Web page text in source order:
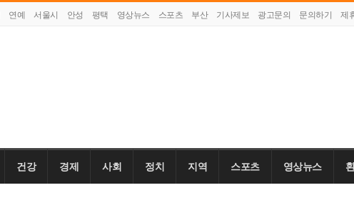
연예 서울시 안성 평택 영상뉴스 스포츠 부산 기사제보 광고문의 문의하기 제
건강 경제 사회 정치 지역 스포츠 영상뉴스